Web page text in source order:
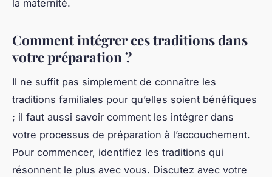
la maternité.
Comment intégrer ces traditions dans
votre préparation ?
Il ne suffit pas simplement de connaître les
traditions familiales pour qu’elles soient bénéfiques
; il faut aussi savoir comment les intégrer dans
votre processus de préparation à l’accouchement.
Pour commencer, identifiez les traditions qui
résonnent le plus avec vous. Discutez avec votre